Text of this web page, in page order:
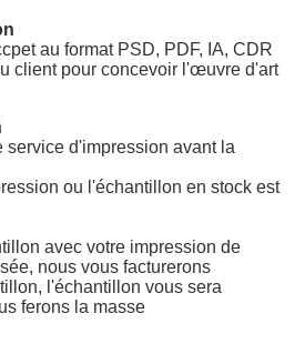
au format PSD, PDF, IA, CDR
client pour concevoir l'œuvre d'art
service d'impression avant la
ou l'échantillon en stock est
avec votre impression de
nous vous facturerons
l'échantillon vous sera
ferons la masse